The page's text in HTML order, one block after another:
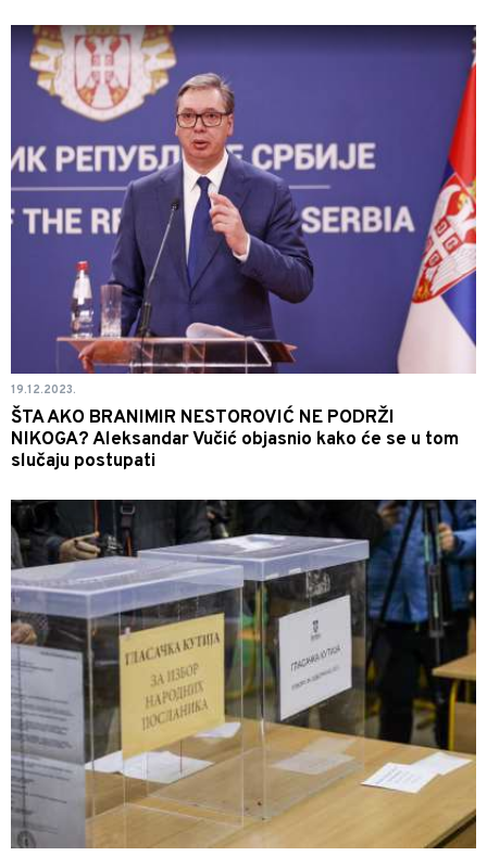
19.12.2023.
ŠTA AKO BRANIMIR NESTOROVIĆ NE PODRŽI
NIKOGA? Aleksandar Vučić objasnio kako će se u tom
slučaju postupati